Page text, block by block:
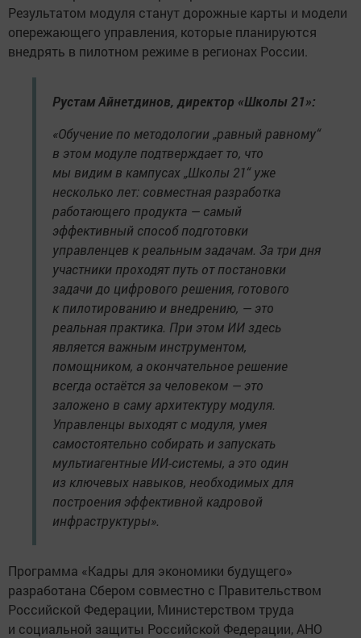
Результатом модуля станут дорожные карты и модели
опережающего управления, которые планируются
внедрять в пилотном режиме в регионах России.
Рустам Айнетдинов, директор «Школы 21»:
«Обучение по методологии „равный равному“
в этом модуле подтверждает то, что
мы видим в кампусах „Школы 21“ уже
несколько лет: совместная разработка
работающего продукта — самый
эффективный способ подготовки
управленцев к реальным задачам. За три дня
участники проходят путь от постановки
задачи до цифрового решения, готового
к пилотированию и внедрению, — это
реальная практика. При этом ИИ здесь
является важным инструментом,
помощником, а окончательное решение
всегда остаётся за человеком — это
заложено в саму архитектуру модуля.
Управленцы выходят с модуля, умея
самостоятельно собирать и запускать
мультиагентные ИИ-системы, а это один
из ключевых навыков, необходимых для
построения эффективной кадровой
инфраструктуры».
Программа «Кадры для экономики будущего»
разработана Сбером совместно с Правительством
Российской Федерации, Министерством труда
и социальной защиты Российской Федерации, АНО